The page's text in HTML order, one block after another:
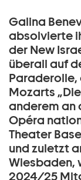
Galina
absolvierte
der New
überall auf
Paraderolle,
Mozarts
anderem an
Opéra
Theater
und zuletzt
Wiesbaden,
2024/25